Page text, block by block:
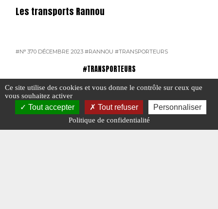
Les transports Rannou
#N° 370 DÉCEMBRE 2023 #RANNOU #TRANSPORTEURS
#TRANSPORTEURS
Ce site utilise des cookies et vous donne le contrôle sur ceux que
vous souhaitez activer
Tout accepter Tout refuser Personnaliser
Politique de confidentialité